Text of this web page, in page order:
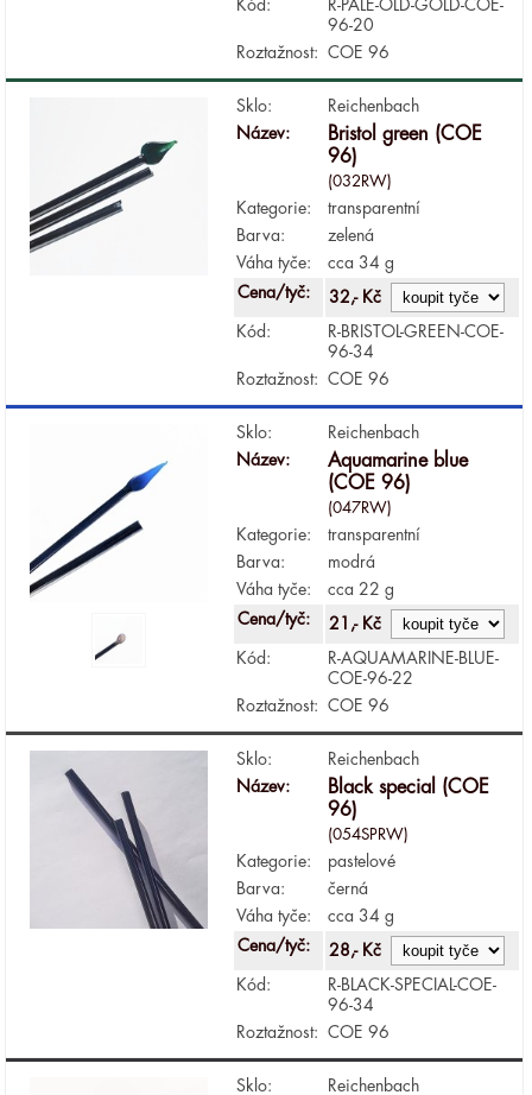
Kód:
R-PALE-OLD-GOLD-COE-
96-20
Roztažnost:
COE 96
Sklo:
Reichenbach
Název:
Bristol green (COE
96)
(032RW)
Kategorie:
transparentní
Barva:
zelená
Váha tyče:
cca 34 g
Cena/tyč:
32,- Kč
Kód:
R-BRISTOL-GREEN-COE-
96-34
Roztažnost:
COE 96
Sklo:
Reichenbach
Název:
Aquamarine blue
(COE 96)
(047RW)
Kategorie:
transparentní
Barva:
modrá
Váha tyče:
cca 22 g
Cena/tyč:
21,- Kč
Kód:
R-AQUAMARINE-BLUE-
COE-96-22
Roztažnost:
COE 96
Sklo:
Reichenbach
Název:
Black special (COE
96)
(054SPRW)
Kategorie:
pastelové
Barva:
černá
Váha tyče:
cca 34 g
Cena/tyč:
28,- Kč
Kód:
R-BLACK-SPECIAL-COE-
96-34
Roztažnost:
COE 96
Sklo:
Reichenbach